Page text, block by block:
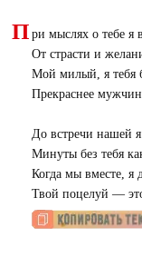
П ри мыслях о тебе я
От страсти и
Мой милый, я тебя
Прекраснее
До встречи нашей
Минуты без тебя
Когда мы вместе, я
Твой поцелуй —